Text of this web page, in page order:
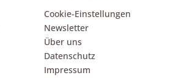
Cookie-Einstellungen
Newsletter
Über uns
Datenschutz
Impressum